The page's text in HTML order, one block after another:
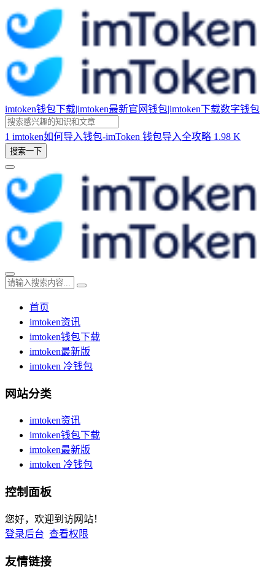
imtoken钱包下载|imtoken最新官网钱包|imtoken下载数字钱包
1 imtoken如何导入钱包-imToken 钱包导入全攻略 1.98 K
搜索一下
首页
imtoken资讯
imtoken钱包下载
imtoken最新版
imtoken 冷钱包
网站分类
imtoken资讯
imtoken钱包下载
imtoken最新版
imtoken 冷钱包
控制面板
您好，欢迎到访网站！
登录后台 查看权限
友情链接